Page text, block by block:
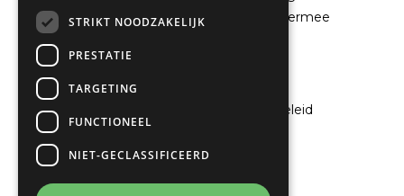
Lees in hetPrivacybeleid
hoe we hiermee
Ik ga akkoord met het privacybeleid
STRIKT NOODZAKELIJK
PRESTATIE
TARGETING
FUNCTIONEEL
NIET-GECLASSIFICEERD